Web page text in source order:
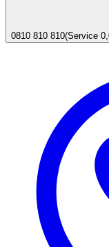
0810 810 810(Service